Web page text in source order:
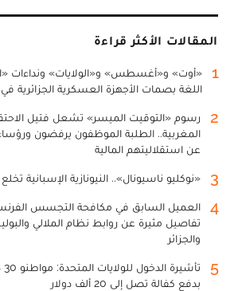
المقالات الأكثر قراءة
1
«أوت» و«أغسطس» و«الولايات» ونداءات
اللغة بصمات الأجهزة العسكرية الجزائرية
2
رسوم «التوقيت الميسر» تشعل فتيل
المغربية.. الطلبة الموظفون يرفضون
عن استقلاليتهم المالية
3 «نوكليو ناسيونال».. النيونازية الإسبانية
4
العميل السابق في مكافحة التجسس
تفاصيل مثيرة عن روابط نظام الملالي
والجزائر
5
بدفع كفالة تصل إلى 20 ألف دولار